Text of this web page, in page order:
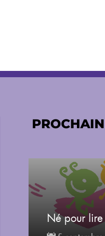
Né pour lire